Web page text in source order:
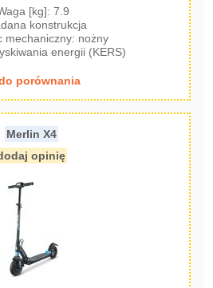
[kg]: 7.9
konstrukcja
mechaniczny: nożny
energii (KERS)
porównania
Merlin X4
opinię